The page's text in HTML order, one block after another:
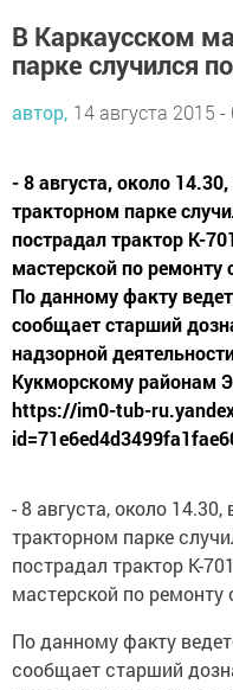
В Каркаусском
парке случился
автор, 14 августа 2015 -
- 8 августа, около
тракторном парке
пострадал трактор К-
мастерской по
По данному факту
сообщает старший
надзорной
Кукморскому районам
https://im0-tub-
- 8 августа, около
тракторном парке
пострадал трактор К-
мастерской по
По данному факту
сообщает старший